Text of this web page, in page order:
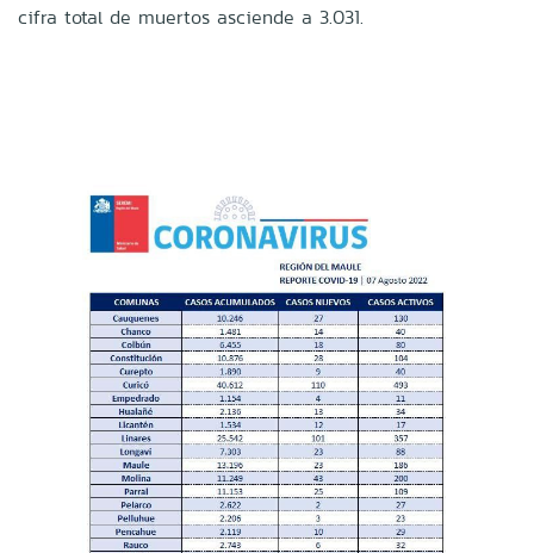
cifra total de muertos asciende a 3.031.